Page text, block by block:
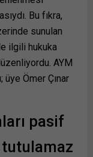
Bu fıkra,
sunulan
ilgili hukuka
AYM
üye Ömer Çınar
pasif